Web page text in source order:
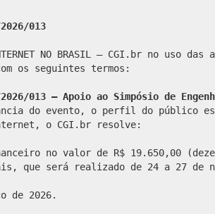
013
INTERNET NO BRASIL – CGI.br no
os seguintes termos:
013 – Apoio ao Simpósio de
do evento, o perfil do público
o CGI.br resolve:
no valor de R$ 19.650,00
que será realizado de 24 a 27
de 2026.